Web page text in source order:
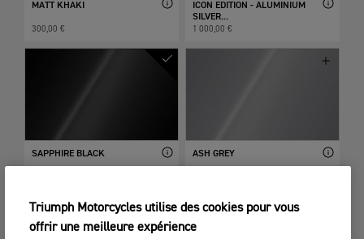
MATT KHAKI
300,00 €
ICON EDITION - ALUMINIUM
SILVER...
1 000,00 €
SAPPHIRE BLACK ASH GREY
Triumph Motorcycles utilise des cookies pour vous
offrir une meilleure expérience